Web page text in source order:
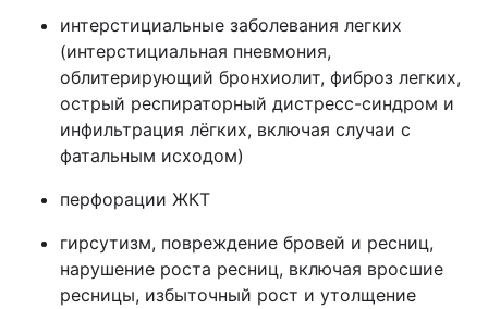
интерстициальные заболевания легких
(интерстициальная пневмония,
облитерирующий бронхиолит, фиброз легких,
острый респираторный дистресс-синдром и
инфильтрация лёгких, включая случаи с
фатальным исходом)
перфорации ЖКТ
гирсутизм, повреждение бровей и ресниц,
нарушение роста ресниц, включая вросшие
ресницы, избыточный рост и утолщение